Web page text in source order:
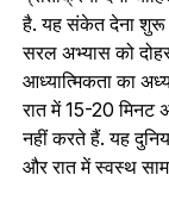
है. यह संकेत देना शुरू
सरल अभ्यास को
आध्यात्मिकता का
रात में 15-20 मिनट
नहीं करते हैं. यह
और रात में स्वस्थ